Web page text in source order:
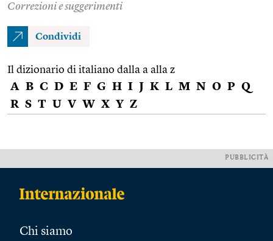
Correzioni e suggerimenti
Condividi
Il dizionario di italiano dalla a alla z
A B C D E F G H I J K L M N O P Q
R S T U V W X Y Z
PUBBLICITÀ
Chi siamo